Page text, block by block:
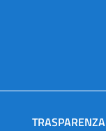
TRASPARENZA